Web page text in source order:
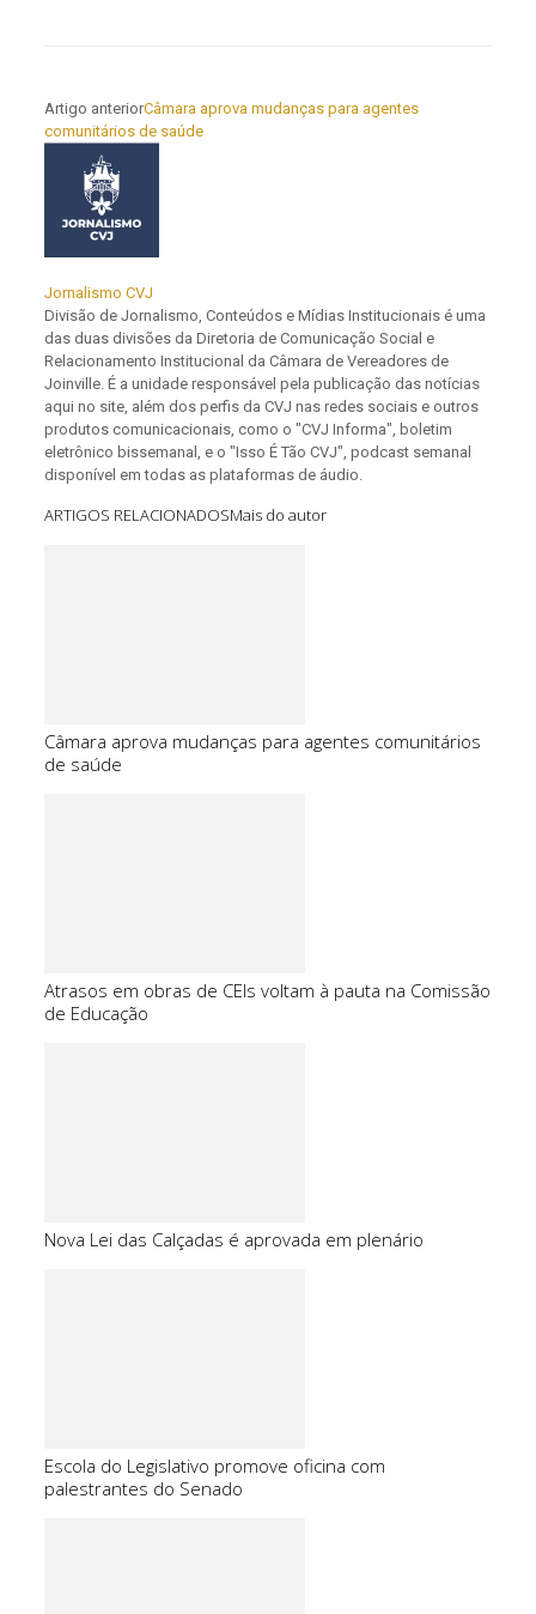
Artigo anteriorCâmara aprova mudanças para agentes
comunitários de saúde
Jornalismo CVJ
Divisão de Jornalismo, Conteúdos e Mídias Institucionais é uma
das duas divisões da Diretoria de Comunicação Social e
Relacionamento Institucional da Câmara de Vereadores de
Joinville. É a unidade responsável pela publicação das notícias
aqui no site, além dos perfis da CVJ nas redes sociais e outros
produtos comunicacionais, como o "CVJ Informa", boletim
eletrônico bissemanal, e o "Isso É Tão CVJ", podcast semanal
disponível em todas as plataformas de áudio.
ARTIGOS RELACIONADOSMais do autor
Câmara aprova mudanças para agentes comunitários
de saúde
Atrasos em obras de CEIs voltam à pauta na Comissão
de Educação
Nova Lei das Calçadas é aprovada em plenário
Escola do Legislativo promove oficina com
palestrantes do Senado